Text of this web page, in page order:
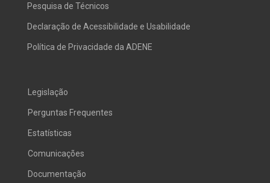
Pesquisa de Técnicos
Declaração de Acessibilidade e Usabilidade
Política de Privacidade da ADENE
Legislação
Perguntas Frequentes
Estatísticas
Comunicações
Documentação